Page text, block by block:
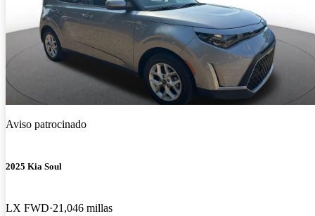
Aviso patrocinado
2025 Kia Soul
LX FWD 21,046 millas